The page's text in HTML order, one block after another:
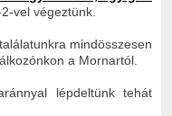
vel végeztünk.
mindösszesen
a Mornartól.
lépdeltünk tehát